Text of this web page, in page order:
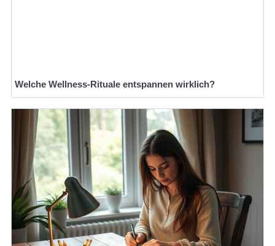
Welche Wellness-Rituale entspannen wirklich?